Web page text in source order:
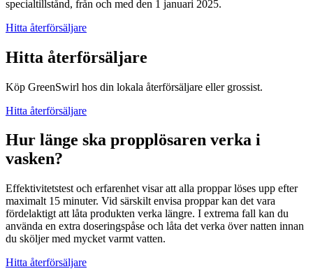
specialtillstånd, från och med den 1 januari 2025.
Hitta återförsäljare
Hitta återförsäljare
Köp GreenSwirl hos din lokala återförsäljare eller grossist.
Hitta återförsäljare
Hur länge ska propplösaren verka i
vasken?
Effektivitetstest och erfarenhet visar att alla proppar löses upp efter
maximalt 15 minuter. Vid särskilt envisa proppar kan det vara
fördelaktigt att låta produkten verka längre. I extrema fall kan du
använda en extra doseringspåse och låta det verka över natten innan
du sköljer med mycket varmt vatten.
Hitta återförsäljare